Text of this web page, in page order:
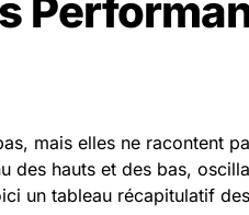
mais elles ne racontent
des hauts et des bas,
un tableau récapitulatif